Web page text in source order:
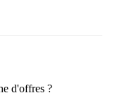
d'offres ?